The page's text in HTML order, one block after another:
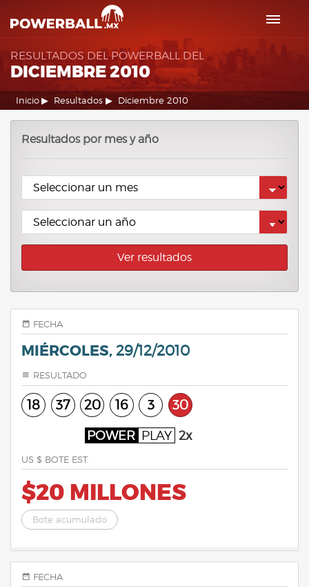
RESULTADOS DEL POWERBALL DEL
DICIEMBRE 2010
Inicio Resultados Diciembre 2010
Resultados por mes y año
Ver resultados
FECHA
MIÉRCOLES, 29/12/2010
RESULTADO
18 37 20 16 3 30
POWER PLAY 2x
US $ BOTE EST.
$20 MILLONES
Bote acumulado
FECHA